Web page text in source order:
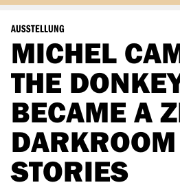
AUSSTELLUNG
MICHEL
THE
BECAME A
DARKROOM
STORIES